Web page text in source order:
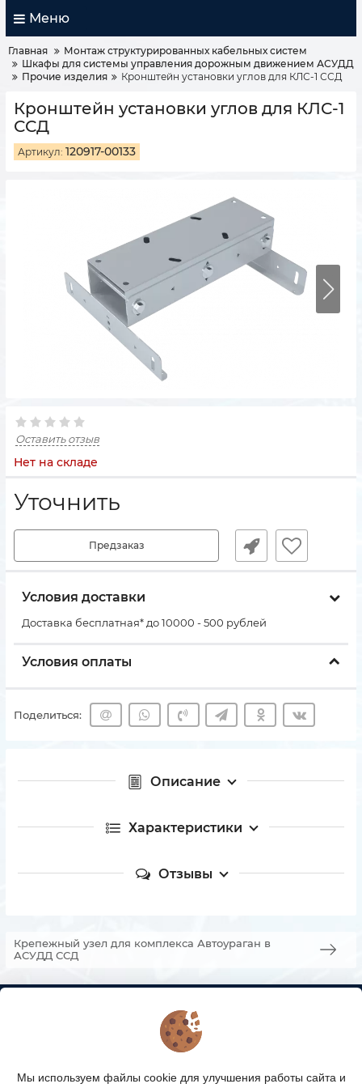
Меню
Главная
Монтаж структурированных кабельных систем
Шкафы для системы управления дорожным движением АСУДД
Прочие изделия
Кронштейн установки углов для КЛС-1 ССД
Кронштейн установки углов для КЛС-1
ССД
Артикул: 120917-00133
Оставить отзыв
Нет на складе
Уточнить
Предзаказ
Условия доставки
Доставка бесплатная* до 10000 - 500 рублей
Условия оплаты
Поделиться:
Описание
Характеристики
Отзывы
Крепежный узел для комплекса Автоураган в
АСУДД ССД
Мы используем файлы cookie для улучшения работы сайта и